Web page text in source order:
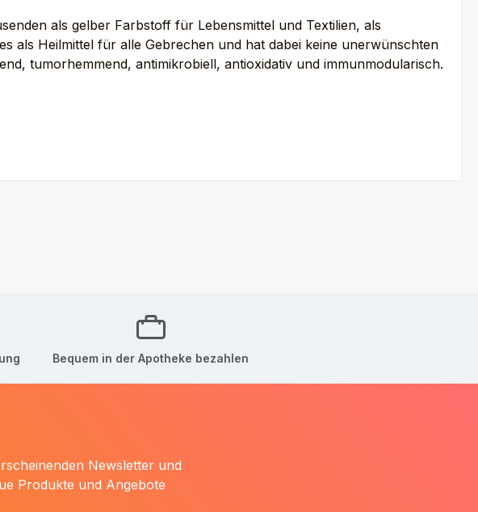
als gelber Farbstoff für Lebensmittel und Textilien, als
als Heilmittel für alle Gebrechen und hat dabei keine unerwünschten
tumorhemmend, antimikrobiell, antioxidativ und immunmodularisch.
Bequem in der Apotheke bezahlen
Newsletter und
Produkte und Angebote